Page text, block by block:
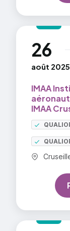
26
août 2025
au
IMAA
IMAA